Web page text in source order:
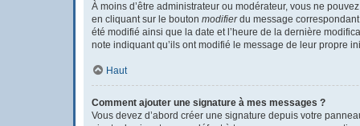
À moins d’être administrateur ou modérateur, vous ne
en cliquant sur le bouton modifierdu message
été modifié ainsi que la date et l’heure de la dernière
note indiquant qu’ils ont modifié le message de leur propre
Haut
Comment ajouter une signature à mes messages ?
Vous devez d’abord créer une signature depuis votre